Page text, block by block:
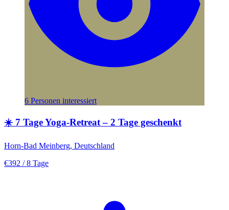
6 Personen interessiert
☀️ 7 Tage Yoga-Retreat – 2 Tage geschenkt
Horn-Bad Meinberg, Deutschland
€392 / 8 Tage